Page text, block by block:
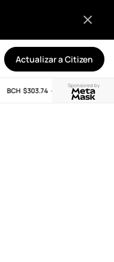
Actualizar a Citizen
Sponsored by
BCH$303.74 -11.53% LINK $8.21